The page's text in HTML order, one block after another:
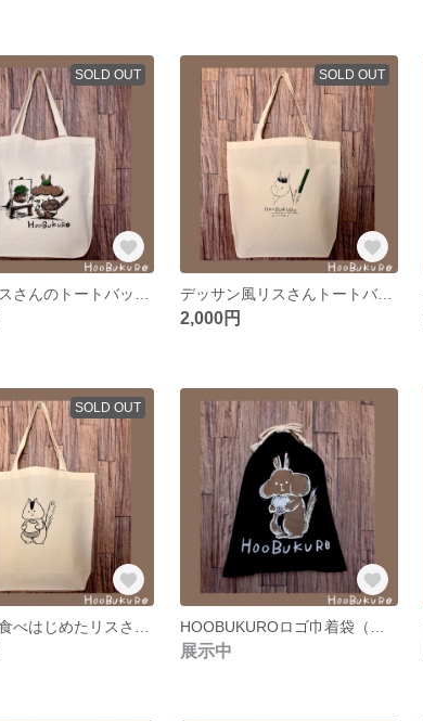
SOLD OUT SOLD OUT
デッサン風リスさんトートバッグ
2,000円
SOLD OUT
展示中